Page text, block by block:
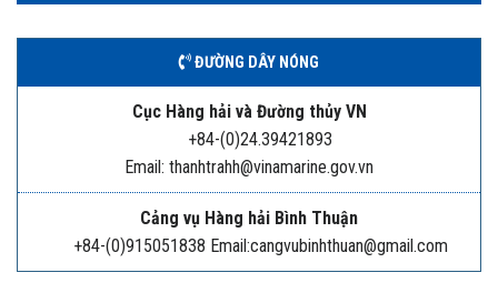
ĐƯỜNG DÂY NÓNG
Cục Hàng hải và Đường thủy VN
+84-(0)24.39421893
Email: thanhtrahh@vinamarine.gov.vn
Cảng vụ Hàng hải Bình Thuận
+84-(0)915051838 Email:cangvubinhthuan@gmail.com